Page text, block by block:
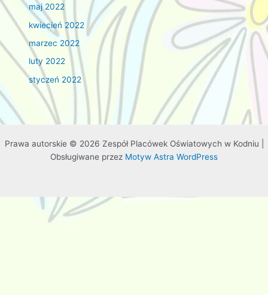
maj 2022
kwiecień 2022
marzec 2022
luty 2022
styczeń 2022
Prawa autorskie © 2026 Zespół Placówek Oświatowych w Kodniu |
Obsługiwane przez Motyw Astra WordPress